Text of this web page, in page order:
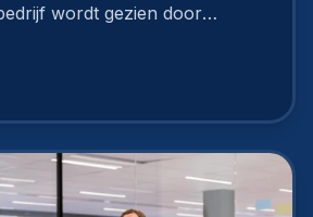
wordt gezien door